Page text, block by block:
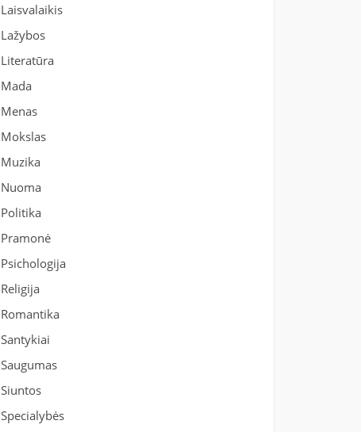
Laisvalaikis
Lažybos
Literatūra
Mada
Menas
Mokslas
Muzika
Nuoma
Politika
Pramonė
Psichologija
Religija
Romantika
Santykiai
Saugumas
Siuntos
Specialybės